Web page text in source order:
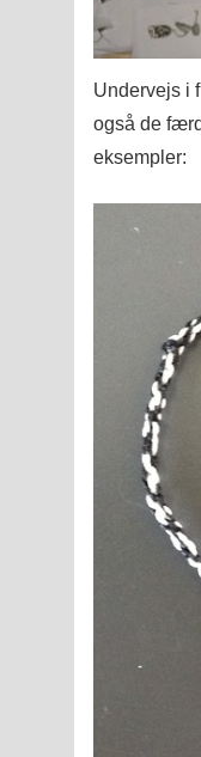
Undervejs i
også de
eksempler: